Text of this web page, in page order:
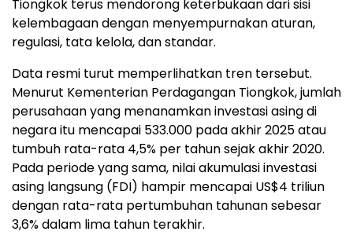
Tiongkok terus mendorong keterbukaan dari sisi
kelembagaan dengan menyempurnakan aturan,
regulasi, tata kelola, dan standar.
Data resmi turut memperlihatkan tren tersebut.
Menurut Kementerian Perdagangan Tiongkok, jumlah
perusahaan yang menanamkan investasi asing di
negara itu mencapai 533.000 pada akhir 2025 atau
tumbuh rata-rata 4,5% per tahun sejak akhir 2020.
Pada periode yang sama, nilai akumulasi investasi
asing langsung (FDI) hampir mencapai US$4 triliun
dengan rata-rata pertumbuhan tahunan sebesar
3,6% dalam lima tahun terakhir.